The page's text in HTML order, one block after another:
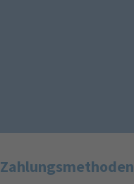
Zahlungs­methoden